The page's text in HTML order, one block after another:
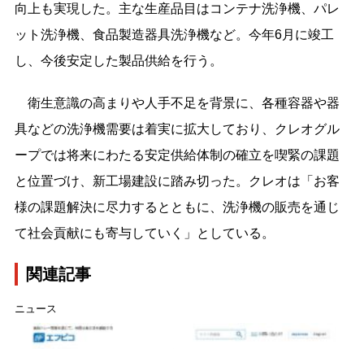
向上も実現した。主な生産品目はコンテナ洗浄機、パレ
ット洗浄機、食品製造器具洗浄機など。今年6月に竣工
し、今後安定した製品供給を行う。
衛生意識の高まりや人手不足を背景に、各種容器や器
具などの洗浄機需要は着実に拡大しており、クレオグル
ープでは将来にわたる安定供給体制の確立を喫緊の課題
と位置づけ、新工場建設に踏み切った。クレオは「お客
様の課題解決に尽力するとともに、洗浄機の販売を通じ
て社会貢献にも寄与していく」としている。
関連記事
ニュース